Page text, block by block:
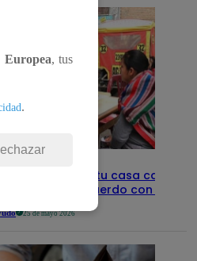
con tu DNI si tu casa califica
pobre, de acuerdo con el Sisfoh
25 de mayo 2026
Europea, tus
.